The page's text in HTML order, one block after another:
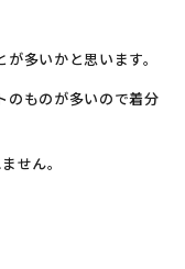
多いかと思います。
のものが多いので着分
せん。